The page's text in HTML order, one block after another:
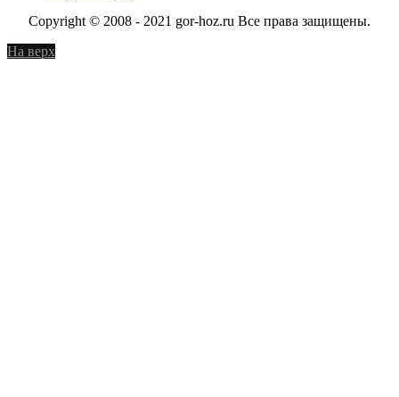
Copyright © 2008 - 2021 gor-hoz.ru Все права защищены.
На верх